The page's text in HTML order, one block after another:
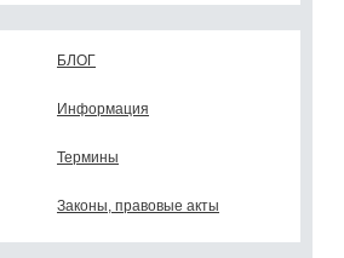
БЛОГ
Информация
Термины
Законы, правовые акты